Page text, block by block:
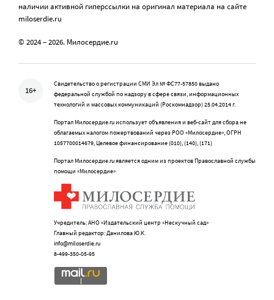
наличии активной гиперссылки на оригинал материала на сайте
miloserdie.ru
© 2024 – 2026. Милосердие.ru
16+
Свидетельство о регистрации СМИ Эл № ФС77-57850 выдано
федеральной службой по надзору в сфере связи, информационных
технологий и массовых коммуникаций (Роскомнадзор) 25.04.2014 г.
Портал Милосердие.ru использует объявления и веб-сайт для сбора не
облагаемых налогом пожертвований через РОО «Милосердие», ОГРН
1057700014679, Целевое финансирование (010), (140), (171)
Портал Милосердие.ru является одним из проектов Православной службы
помощи «Милосердие»
Учредитель: АНО «Издательский центр «Нескучный сад»
Главный редактор: Данилова Ю.К.
info@miloserdie.ru
8-499-350-05-95